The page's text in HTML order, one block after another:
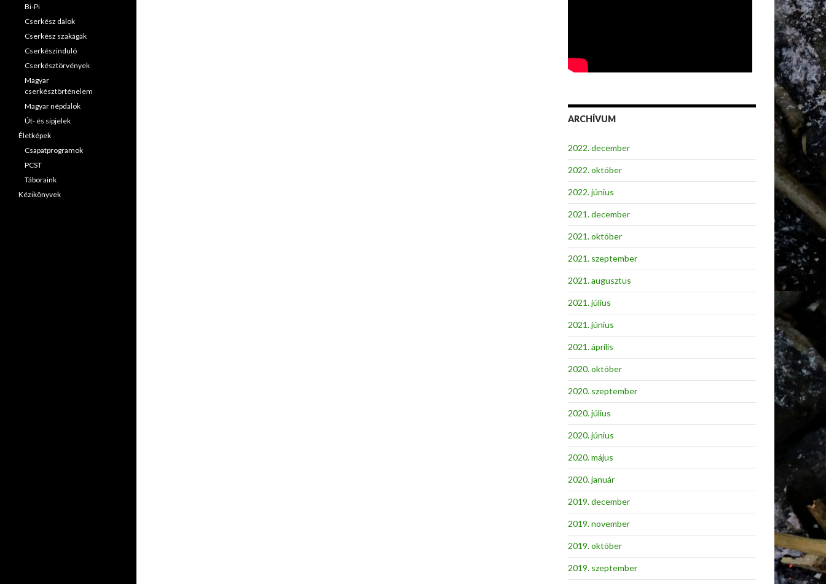
ARCHÍVUM
2022. december
2022. október
2022. június
2021. december
2021. október
2021. szeptember
2021. augusztus
2021. július
2021. június
2021. április
2020. október
2020. szeptember
2020. július
2020. június
2020. május
2020. január
2019. december
2019. november
2019. október
2019. szeptember
Bi-Pi
Cserkész dalok
Cserkész szakágak
Cserkészinduló
Cserkésztörvények
Magyar
cserkésztörténelem
Magyar népdalok
Út- és sípjelek
Életképek
Csapatprogramok
PCST
Táboraink
Kézikönyvek